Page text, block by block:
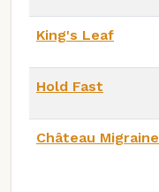
King's Leaf
Hold Fast
Château Migraine